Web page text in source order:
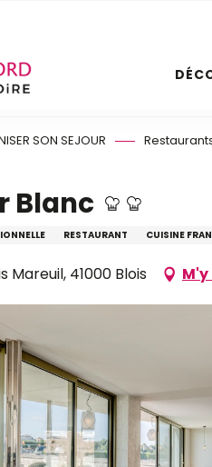
SON SEJOUR
Blanc
RESTAURANT CUISINE
Mareuil, 41000 Blois